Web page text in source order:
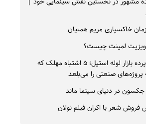
زمان خاکسپاری مریم همتیان
لمینت چیست؟
پشت‌پرده بازار لوله استیل؛ ۵ اشتباه مهلک که
پروژه‌های صنعتی را می‌بلعد
در دنیای سینما ماند
فروش شعر با اکران فیلم نولان